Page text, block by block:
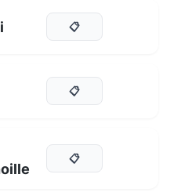
📋
📋
📋